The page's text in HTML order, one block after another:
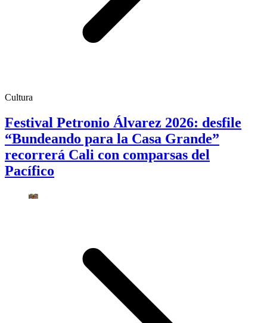
Cultura
Festival Petronio Álvarez 2026: desfile
“Bundeando para la Casa Grande”
recorrerá Cali con comparsas del
Pacífico